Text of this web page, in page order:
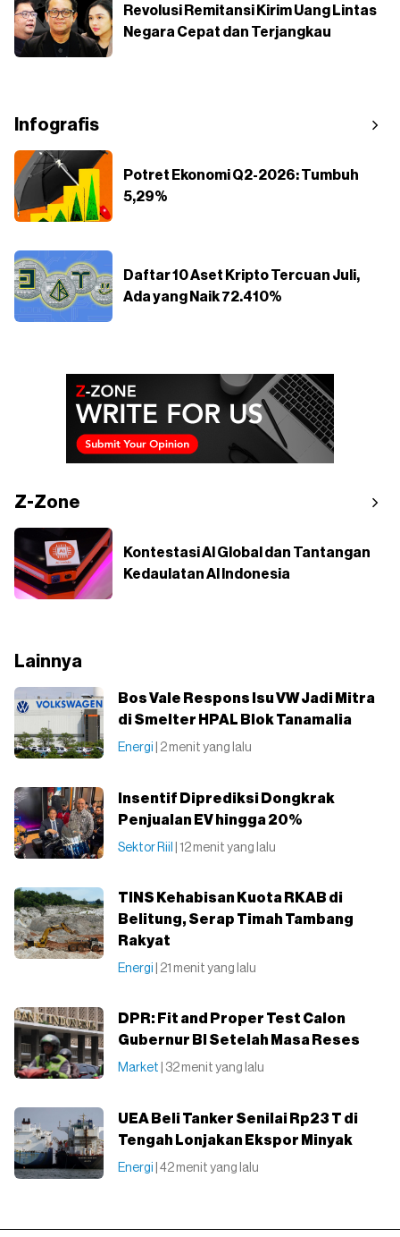
Revolusi Remitansi Kirim Uang Lintas
Negara Cepat dan Terjangkau
Infografis
Potret Ekonomi Q2-2026: Tumbuh
5,29%
Daftar 10 Aset Kripto Tercuan Juli,
Ada yang Naik 72.410%
Z-Zone
Kontestasi AI Global dan Tantangan
Kedaulatan AI Indonesia
Lainnya
Bos Vale Respons Isu VW Jadi Mitra
di Smelter HPAL Blok Tanamalia
Energi | 2 menit yang lalu
Insentif Diprediksi Dongkrak
Penjualan EV hingga 20%
Sektor Riil | 12 menit yang lalu
TINS Kehabisan Kuota RKAB di
Belitung, Serap Timah Tambang
Rakyat
Energi | 21 menit yang lalu
DPR: Fit and Proper Test Calon
Gubernur BI Setelah Masa Reses
Market | 32 menit yang lalu
UEA Beli Tanker Senilai Rp23 T di
Tengah Lonjakan Ekspor Minyak
Energi | 42 menit yang lalu